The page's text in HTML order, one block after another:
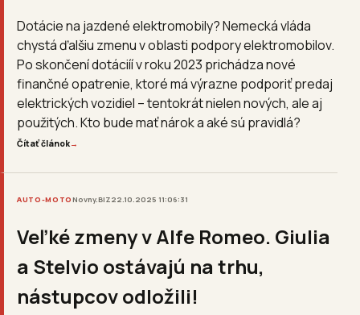
Dotácie na jazdené elektromobily? Nemecká vláda
chystá ďalšiu zmenu v oblasti podpory elektromobilov.
Po skončení dotáciíí v roku 2023 prichádza nové
finančné opatrenie, ktoré má výrazne podporiť predaj
elektrických vozidiel – tentokrát nielen nových, ale aj
použitých. Kto bude mať nárok a aké sú pravidlá?
Čítať článok→
AUTO-MOTONovny.BIZ22.10.2025 11:06:31
Veľké zmeny v Alfe Romeo. Giulia
a Stelvio ostávajú na trhu,
nástupcov odložili!